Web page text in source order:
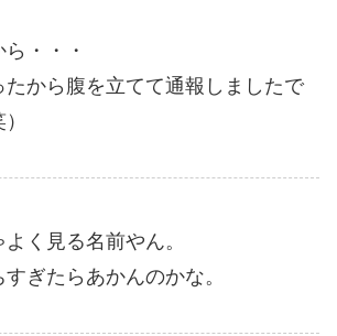
・・・
から腹を立てて通報しましたで
く見る名前やん。
ぎたらあかんのかな。